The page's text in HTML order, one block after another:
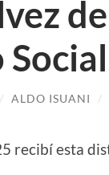
Social
/ ALDO ISUANI /
recibí esta